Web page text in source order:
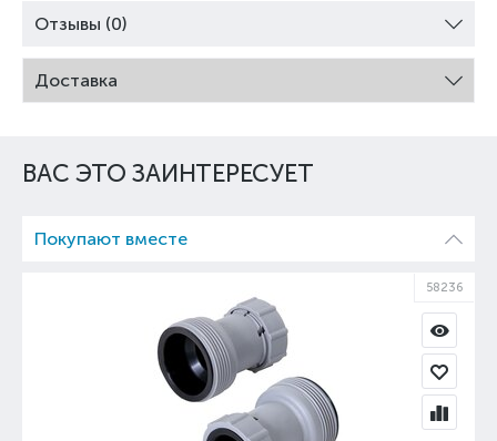
Отзывы (0)
Доставка
ВАС ЭТО ЗАИНТЕРЕСУЕТ
Покупают вместе
58236